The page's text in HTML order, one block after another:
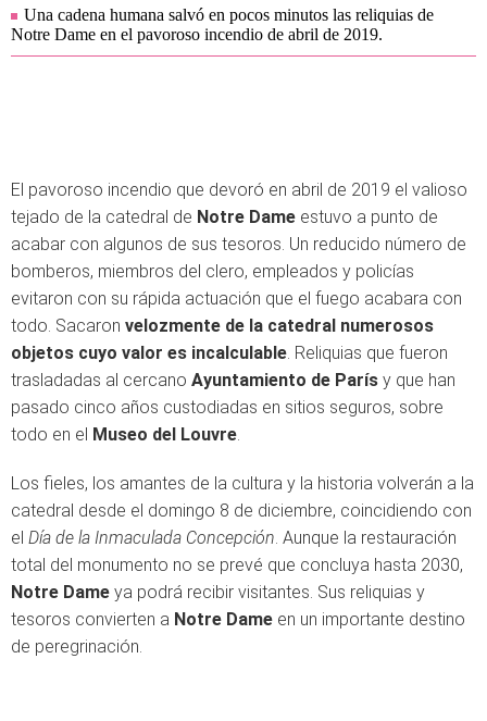
Una cadena humana salvó en pocos minutos las reliquias de
Notre Dame en el pavoroso incendio de abril de 2019.
El pavoroso incendio que devoró en abril de 2019 el valioso
tejado de la catedral de Notre Dame estuvo a punto de
acabar con algunos de sus tesoros. Un reducido número de
bomberos, miembros del clero, empleados y policías
evitaron con su rápida actuación que el fuego acabara con
todo. Sacaron velozmente de la catedral numerosos
objetos cuyo valor es incalculable. Reliquias que fueron
trasladadas al cercano Ayuntamiento de París y que han
pasado cinco años custodiadas en sitios seguros, sobre
todo en el Museo del Louvre.
Los fieles, los amantes de la cultura y la historia volverán a la
catedral desde el domingo 8 de diciembre, coincidiendo con
el Día de la Inmaculada Concepción. Aunque la restauración
total del monumento no se prevé que concluya hasta 2030,
Notre Dame ya podrá recibir visitantes. Sus reliquias y
tesoros convierten a Notre Dame en un importante destino
de peregrinación.